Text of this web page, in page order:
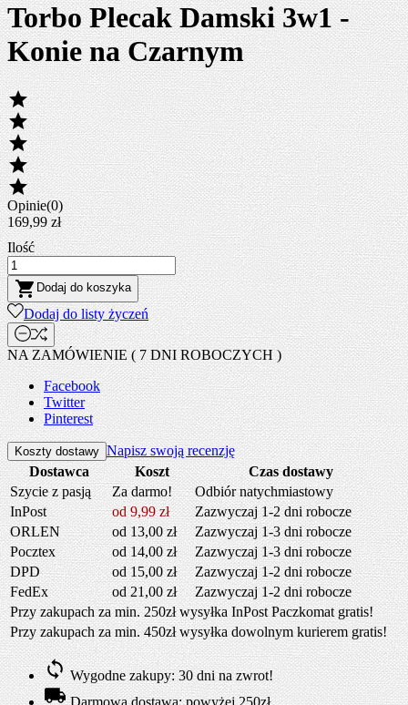
Torbo Plecak Damski 3w1 -
Konie na Czarnym





Opinie(0)
169,99 zł
Ilość
 Dodaj do koszyka
Dodaj do listy życzeń
NA ZAMÓWIENIE ( 7 DNI ROBOCZYCH )
Facebook
Twitter
Pinterest
Koszty dostawy Napisz swoją recenzję
Dostawca
Koszt
Czas dostawy
Szycie z pasją
Za darmo!
Odbiór natychmiastowy
InPost
od 9,99 zł
Zazwyczaj 1-2 dni robocze
ORLEN
od 13,00 zł
Zazwyczaj 1-3 dni robocze
Pocztex
od 14,00 zł
Zazwyczaj 1-3 dni robocze
DPD
od 15,00 zł
Zazwyczaj 1-2 dni robocze
FedEx
od 21,00 zł
Zazwyczaj 1-2 dni robocze
Przy zakupach za min. 250zł wysyłka InPost Paczkomat gratis!
Przy zakupach za min. 450zł wysyłka dowolnym kurierem gratis!
Wygodne zakupy: 30 dni na zwrot!
Darmowa dostawa: powyżej 250zł